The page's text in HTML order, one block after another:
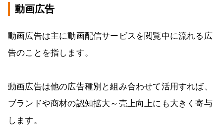
動画広告
動画広告は主に動画配信サービスを閲覧中に流れる広
告のことを指します。
動画広告は他の広告種別と組み合わせて活用すれば、
ブランドや商材の認知拡大～売上向上にも大きく寄与
します。